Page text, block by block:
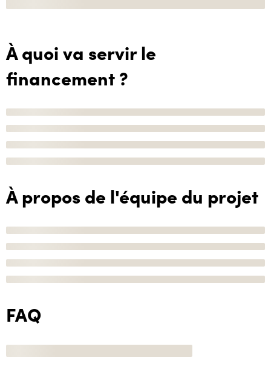
À quoi va servir le
financement ?
À propos de l'équipe du projet
FAQ